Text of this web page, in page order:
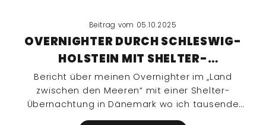
Beitrag vom 05.10.2025
OVERNIGHTER DURCH SCHLESWIG-
HOLSTEIN MIT SHELTER-
ÜBERNACHTUNG IN DÄNEMARK
Bericht über meinen Overnighter im „Land
zwischen den Meeren“ mit einer Shelter-
Übernachtung in Dänemark wo ich tausende
Stare 🐦‍⬛ im Sonnenuntergang beobachten